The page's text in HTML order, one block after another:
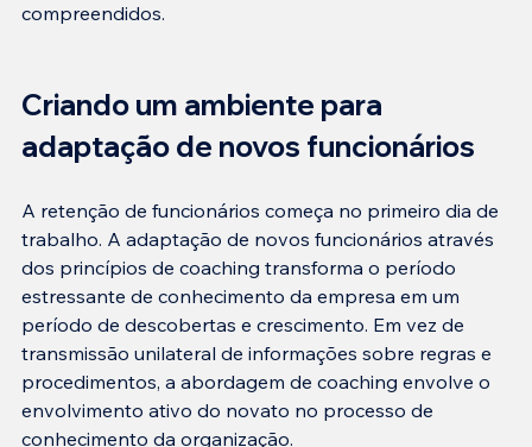
Criando um ambiente para
adaptação de novos funcionários
A retenção de funcionários começa no primeiro dia de
trabalho. A adaptação de novos funcionários através
dos princípios de coaching transforma o período
estressante de conhecimento da empresa em um
período de descobertas e crescimento. Em vez de
transmissão unilateral de informações sobre regras e
procedimentos, a abordagem de coaching envolve o
envolvimento ativo do novato no processo de